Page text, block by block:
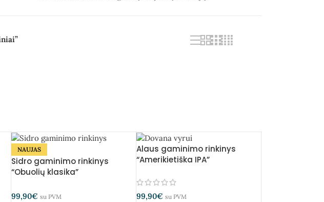
NAUJAS
Sidro gaminimo rinkinys
“Obuolių klasika”
99,90€ su PVM
Alaus gaminimo rinkinys
“Amerikietiška IPA”
99,90€ su PVM